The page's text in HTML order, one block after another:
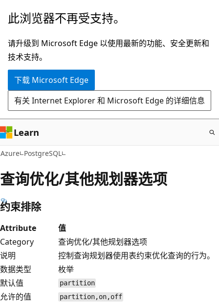
跳
主
要
内
此浏览器不再受支持。
请升级到 Microsoft Edge 以使用最新的功能、安全更新和
技术支持。
下载 Microsoft Edge
有关 Internet Explorer 和 Microsoft Edge 的详细信息
Learn
Azure PostgreSQL
查询优化/其他规划器选项
约束排除
Attribute
值
Category
查询优化/其他规划器选项
说明
控制查询规划器使用表约束优化查询的行为。
数据类型
枚举
默认值
partition
允许的值 partition,on,off